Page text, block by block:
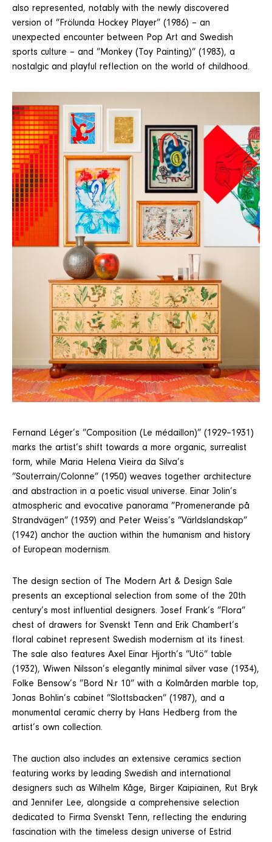
also represented, notably with the newly discovered
version of ”Frölunda Hockey Player” (1986) – an
unexpected encounter between Pop Art and Swedish
sports culture – and ”Monkey (Toy Painting)” (1983), a
nostalgic and playful reflection on the world of childhood.
Fernand Léger’s ”Composition (Le médaillon)” (1929–1931)
marks the artist’s shift towards a more organic, surrealist
form, while Maria Helena Vieira da Silva’s
”Souterrain/Colonne” (1950) weaves together architecture
and abstraction in a poetic visual universe. Einar Jolin’s
atmospheric and evocative panorama ”Promenerande på
Strandvägen” (1939) and Peter Weiss’s ”Världslandskap”
(1942) anchor the auction within the humanism and history
of European modernism.
The design section of The Modern Art & Design Sale
presents an exceptional selection from some of the 20th
century’s most influential designers. Josef Frank’s ”Flora”
chest of drawers for Svenskt Tenn and Erik Chambert’s
floral cabinet represent Swedish modernism at its finest.
The sale also features Axel Einar Hjorth’s ”Utö” table
(1932), Wiwen Nilsson’s elegantly minimal silver vase (1934),
Folke Bensow’s ”Bord N:r 10” with a Kolmården marble top,
Jonas Bohlin’s cabinet ”Slottsbacken” (1987), and a
monumental ceramic cherry by Hans Hedberg from the
artist’s own collection.
The auction also includes an extensive ceramics section
featuring works by leading Swedish and international
designers such as Wilhelm Kåge, Birger Kaipiainen, Rut Bryk
and Jennifer Lee, alongside a comprehensive selection
dedicated to Firma Svenskt Tenn, reflecting the enduring
fascination with the timeless design universe of Estrid